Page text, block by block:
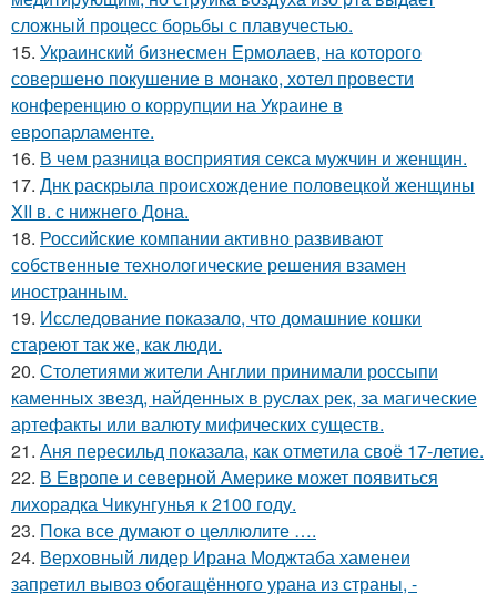
сложный процесс борьбы с плавучестью.
15. Украинский бизнесмен Ермолаев, на которого
совершено покушение в монако, хотел провести
конференцию о коррупции на Украине в
европарламенте.
16. В чем разница восприятия секса мужчин и женщин.
17. Днк раскрыла происхождение половецкой женщины
XII в. с нижнего Дона.
18. Российские компании активно развивают
собственные технологические решения взамен
иностранным.
19. Исследование показало, что домашние кошки
стареют так же, как люди.
20. Столетиями жители Англии принимали россыпи
каменных звезд, найденных в руслах рек, за магические
артефакты или валюту мифических существ.
21. Аня пересильд показала, как отметила своё 17-летие.
22. В Европе и северной Америке может появиться
лихорадка Чикунгунья к 2100 году.
23. Пока все думают о целлюлите ….
24. Верховный лидер Ирана Моджтаба хаменеи
запретил вывоз обогащённого урана из страны, -